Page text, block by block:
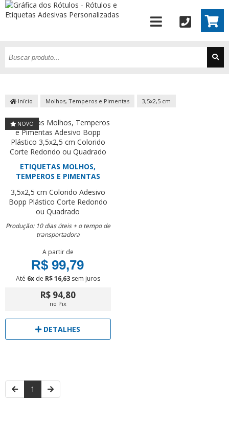
Início Molhos, Temperos e Pimentas 3,5x2,5 cm
NOVO
ETIQUETAS MOLHOS,
TEMPEROS E PIMENTAS
3,5x2,5 cm Colorido Adesivo
Bopp Plástico Corte Redondo
ou Quadrado
Produção: 10 dias úteis + o tempo de
transportadora
A partir de
R$ 99,79
Até 6xde R$ 16,63sem juros
R$ 94,80
no Pix
DETALHES
1